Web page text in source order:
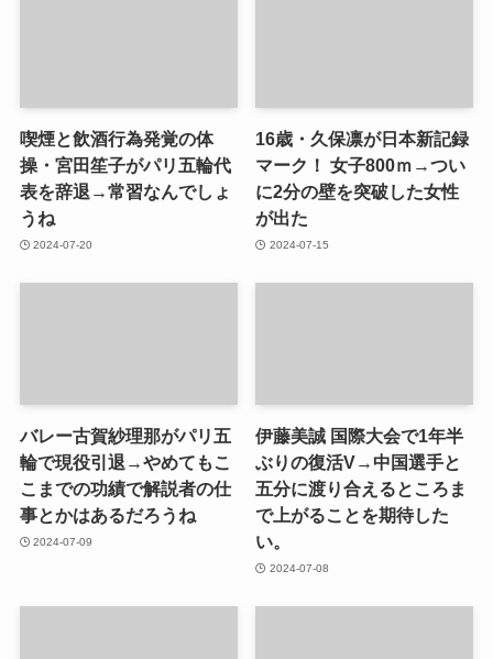
喫煙と飲酒行為発覚の体
操・宮田笙子がパリ五輪代
表を辞退→常習なんでしょ
うね
2024-07-20
16歳・久保凛が日本新記録
マーク！ 女子800ｍ→つい
に2分の壁を突破した女性
が出た
2024-07-15
バレー古賀紗理那がパリ五
輪で現役引退→やめてもこ
こまでの功績で解説者の仕
事とかはあるだろうね
2024-07-09
伊藤美誠 国際大会で1年半
ぶりの復活V→中国選手と
五分に渡り合えるところま
で上がることを期待した
い。
2024-07-08